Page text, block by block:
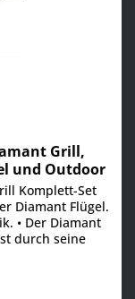
Grill,
und Outdoor
Komplett-Set
Diamant Flügel.
• Der Diamant
durch seine
Küche für den
Grill®...